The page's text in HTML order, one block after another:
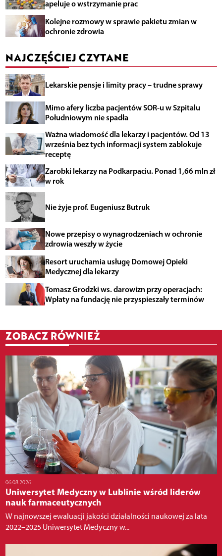
apeluje o wstrzymanie prac
Kolejne rozmowy w sprawie pakietu zmian w
ochronie zdrowia
NAJCZĘŚCIEJ CZYTANE
Lekarskie pensje i limity pracy – trudne sprawy
Mimo afery liczba pacjentów SOR-u w Szpitalu
Południowym nie spadła
Ważna wiadomość dla lekarzy i pacjentów. Od 13
września bez tych informacji system zablokuje
receptę
Zarobki lekarzy na Podkarpaciu. Ponad 1,66 mln zł
w rok
Nie żyje prof. Eugeniusz Butruk
Nowe przepisy o wynagrodzeniach w ochronie
zdrowia weszły w życie
Resort uruchamia usługę Domowej Opieki
Medycznej dla lekarzy
Tomasz Grodzki ws. darowizn przy operacjach:
Wpłaty na fundację nie przyspieszały terminów
ZOBACZ RÓWNIEŻ
06.08.2026
Uniwersytet Medyczny w Lublinie wśród liderów
nauk farmaceutycznych
W najnowszej ewaluacji jakości działalności naukowej za lata
2022–2025 Uniwersytet Medyczny w...